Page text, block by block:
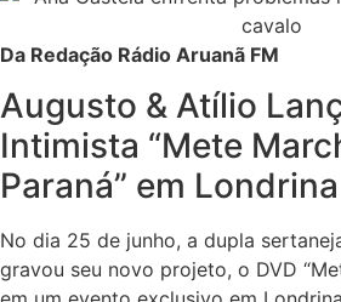
Da Redação Rádio Aruanã FM
Augusto & Atílio
Intimista “Mete
Paraná” em Londrina
No dia 25 de junho, a dupla
gravou seu novo projeto, o DVD